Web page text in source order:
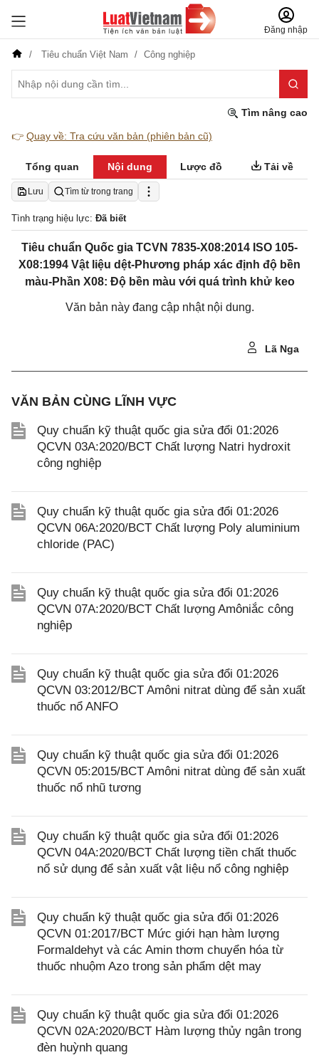
Đăng nhập
Tiêu chuẩn Việt Nam Công nghiệp
Tìm nâng cao
👉 Quay về: Tra cứu văn bản (phiên bản cũ)
Tổng quan Nội dung Lược đồ Tải về
Lưu Tìm từ trong trang
Tình trạng hiệu lực: Đã biết
Tiêu chuẩn Quốc gia TCVN 7835-X08:2014 ISO 105-
X08:1994 Vật liệu dệt-Phương pháp xác định độ bền
màu-Phần X08: Độ bền màu với quá trình khử keo
Văn bản này đang cập nhật nội dung.
Lã Nga
VĂN BẢN CÙNG LĨNH VỰC
Quy chuẩn kỹ thuật quốc gia sửa đổi 01:2026
QCVN 03A:2020/BCT Chất lượng Natri hydroxit
công nghiệp
Quy chuẩn kỹ thuật quốc gia sửa đổi 01:2026
QCVN 06A:2020/BCT Chất lượng Poly aluminium
chloride (PAC)
Quy chuẩn kỹ thuật quốc gia sửa đổi 01:2026
QCVN 07A:2020/BCT Chất lượng Amôniắc công
nghiệp
Quy chuẩn kỹ thuật quốc gia sửa đổi 01:2026
QCVN 03:2012/BCT Amôni nitrat dùng để sản xuất
thuốc nổ ANFO
Quy chuẩn kỹ thuật quốc gia sửa đổi 01:2026
QCVN 05:2015/BCT Amôni nitrat dùng để sản xuất
thuốc nổ nhũ tương
Quy chuẩn kỹ thuật quốc gia sửa đổi 01:2026
QCVN 04A:2020/BCT Chất lượng tiền chất thuốc
nổ sử dụng để sản xuất vật liệu nổ công nghiệp
Quy chuẩn kỹ thuật quốc gia sửa đổi 01:2026
QCVN 01:2017/BCT Mức giới hạn hàm lượng
Formaldehyt và các Amin thơm chuyển hóa từ
thuốc nhuộm Azo trong sản phẩm dệt may
Quy chuẩn kỹ thuật quốc gia sửa đổi 01:2026
QCVN 02A:2020/BCT Hàm lượng thủy ngân trong
đèn huỳnh quang